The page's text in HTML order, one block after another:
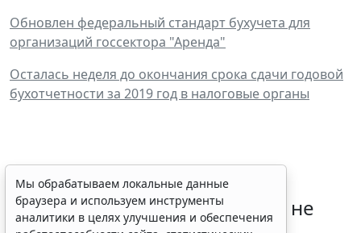
Обновлен федеральный стандарт бухучета для
организаций госсектора "Аренда"
Осталась неделя до окончания срока сдачи годовой
бухотчетности за 2019 год в налоговые органы
Лауреаты премии в области
будущих технологий "Вызов" не
Мы обрабатываем локальные данные
браузера и используем инструменты
аналитики в целях улучшения и обеспечения